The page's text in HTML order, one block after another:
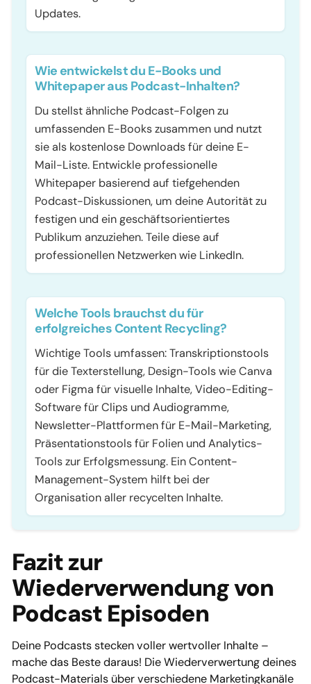
Updates.
Wie entwickelst du E-Books und
Whitepaper aus Podcast-Inhalten?
Du stellst ähnliche Podcast-Folgen zu
umfassenden E-Books zusammen und nutzt
sie als kostenlose Downloads für deine E-
Mail-Liste. Entwickle professionelle
Whitepaper basierend auf tiefgehenden
Podcast-Diskussionen, um deine Autorität zu
festigen und ein geschäftsorientiertes
Publikum anzuziehen. Teile diese auf
professionellen Netzwerken wie LinkedIn.
Welche Tools brauchst du für
erfolgreiches Content Recycling?
Wichtige Tools umfassen: Transkriptionstools
für die Texterstellung, Design-Tools wie Canva
oder Figma für visuelle Inhalte, Video-Editing-
Software für Clips und Audiogramme,
Newsletter-Plattformen für E-Mail-Marketing,
Präsentationstools für Folien und Analytics-
Tools zur Erfolgsmessung. Ein Content-
Management-System hilft bei der
Organisation aller recycelten Inhalte.
Fazit zur
Wiederverwendung von
Podcast Episoden
Deine Podcasts stecken voller wertvoller Inhalte –
mache das Beste daraus! Die Wiederverwertung deines
Podcast-Materials über verschiedene Marketingkanäle